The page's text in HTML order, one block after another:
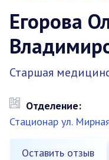
Егорова
Старшая
Отделение:
Стационар ул.
Оставить отзыв